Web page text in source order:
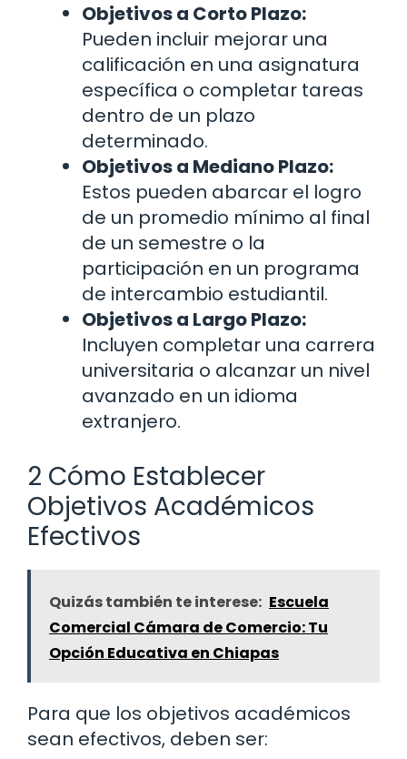
Objetivos a Corto Plazo:
Pueden incluir mejorar una
calificación en una asignatura
específica o completar tareas
dentro de un plazo
determinado.
Objetivos a Mediano Plazo:
Estos pueden abarcar el logro
de un promedio mínimo al final
de un semestre o la
participación en un programa
de intercambio estudiantil.
Objetivos a Largo Plazo:
Incluyen completar una carrera
universitaria o alcanzar un nivel
avanzado en un idioma
extranjero.
2 Cómo Establecer
Objetivos Académicos
Efectivos
Quizás también te interese: Escuela
Comercial Cámara de Comercio: Tu
Opción Educativa en Chiapas
Para que los objetivos académicos
sean efectivos, deben ser: